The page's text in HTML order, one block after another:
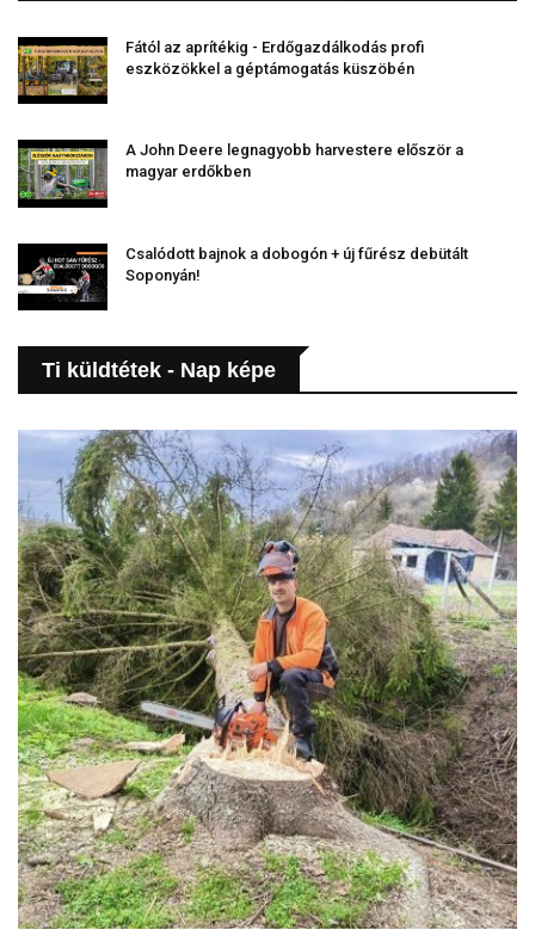
Fától az aprítékig - Erdőgazdálkodás profi
eszközökkel a géptámogatás küszöbén
A John Deere legnagyobb harvestere először a
magyar erdőkben
Csalódott bajnok a dobogón + új fűrész debütált
Soponyán!
Ti küldtétek - Nap képe